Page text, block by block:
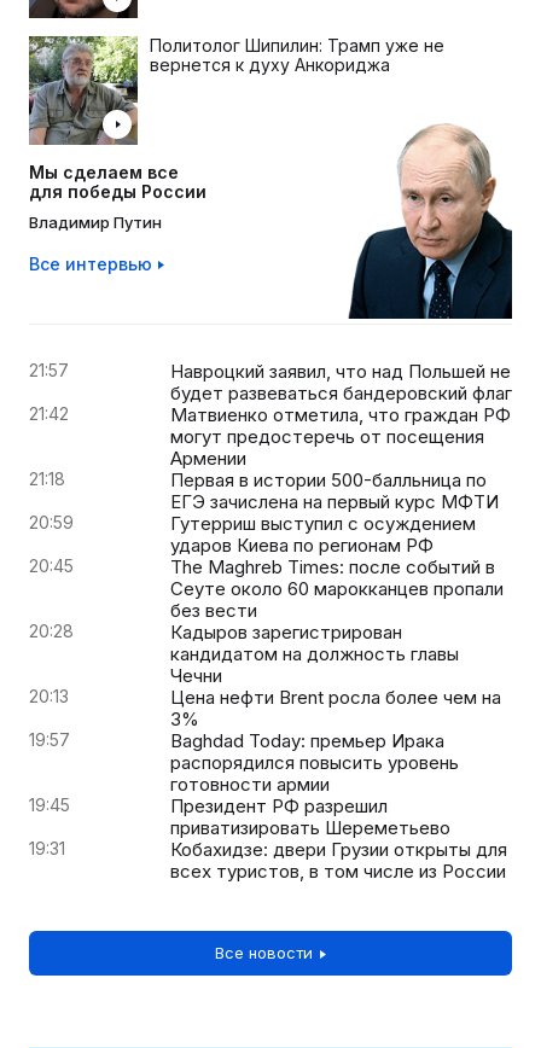
Политолог Шипилин: Трамп уже не
вернется к духу Анкориджа
Мы сделаем все
для победы России
Владимир Путин
Все интервью
21:57
Навроцкий заявил, что над Польшей не
будет развеваться бандеровский флаг
21:42
Матвиенко отметила, что граждан РФ
могут предостеречь от посещения
Армении
21:18
Первая в истории 500-балльница по
ЕГЭ зачислена на первый курс МФТИ
20:59
Гутерриш выступил с осуждением
ударов Киева по регионам РФ
20:45
The Maghreb Times: после событий в
Сеуте около 60 марокканцев пропали
без вести
20:28
Кадыров зарегистрирован
кандидатом на должность главы
Чечни
20:13
Цена нефти Brent росла более чем на
3%
19:57
Baghdad Today: премьер Ирака
распорядился повысить уровень
готовности армии
19:45
Президент РФ разрешил
приватизировать Шереметьево
19:31
Кобахидзе: двери Грузии открыты для
всех туристов, в том числе из России
Все новости